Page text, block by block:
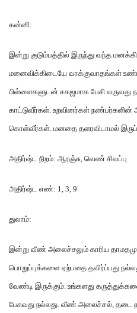
கன்னி:
இன்று குடும்பத்தில் இருந்து வந்த
மனைவிக்கிடையே வாக்குவாதங்கள்
பிள்ளைகளுடன் சகஜமாக பேசி வருவது
காட்டுவீர்கள். உறவினர்கள் நண்பர்களின்
கொள்வீர்கள். மனதை தளரவிடாமல்
அதிர்ஷ்ட நிறம்: ஆரஞ்சு, வெண் சிவப்பு
அதிர்ஷ்ட எண்: 1, 3, 9
துலாம்:
இன்று வீண் அலைச்சலும் காரிய
பொறுப்புக்களை ஏற்பதை தவிர்ப்பது
வேண்டி இருக்கும். உங்களது
பேசுவது நல்லது. வீண் அலைச்சல், தடை